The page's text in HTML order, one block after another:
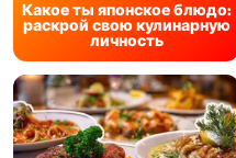
Какое ты японское блюдо:
раскрой свою кулинарную
личность